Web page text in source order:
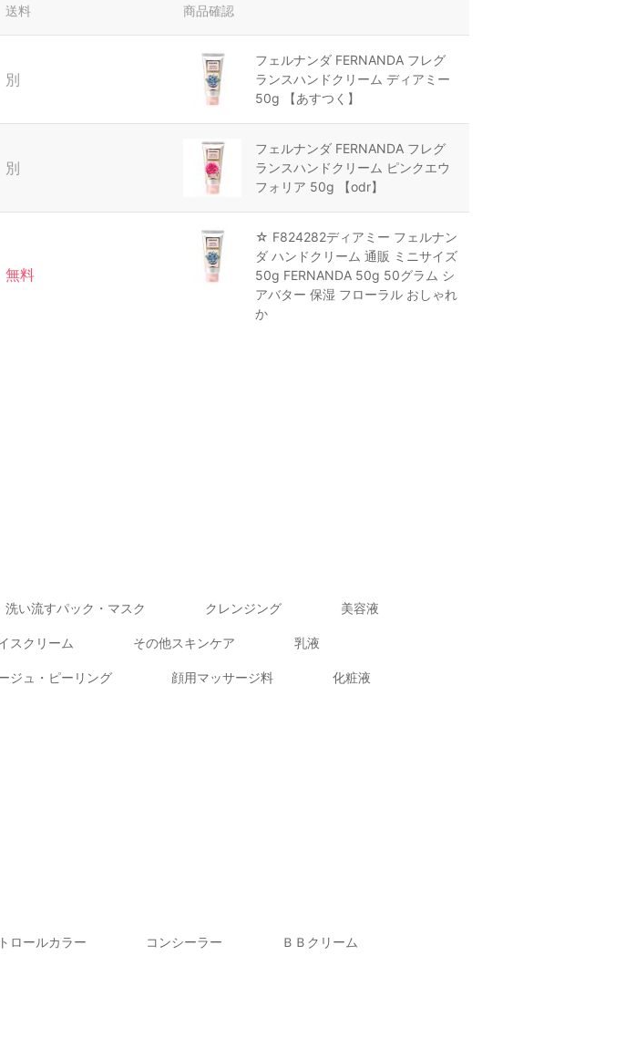
送料 商品確認
別
フェルナンダ FERNANDA フレグ
ランスハンドクリーム ディアミー
50g 【あすつく】
別
フェルナンダ FERNANDA フレグ
ランスハンドクリーム ピンクエウ
フォリア 50g 【odr】
無料
☆ F824282ディアミー フェルナン
ダ ハンドクリーム 通販 ミニサイズ
50g FERNANDA 50g 50グラム シ
アバター 保湿 フローラル おしゃれ
か
洗い流すパック・マスク クレンジング 美容液
スクリーム その他スキンケア 乳液
ジュ・ピーリング 顔用マッサージ料 化粧液
ロールカラー コンシーラー ＢＢクリーム